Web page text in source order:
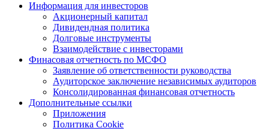
Информация для инвесторов
Акционерный капитал
Дивидендная политика
Долговые инструменты
Взаимодействие с инвеcторами
Финасовая отчетность по МСФО
Заявление об ответственности руководства
Аудиторское заключение независимых аудиторов
Консолидированная финансовая отчетность
Дополнительные ссылки
Приложения
Политика Cookie